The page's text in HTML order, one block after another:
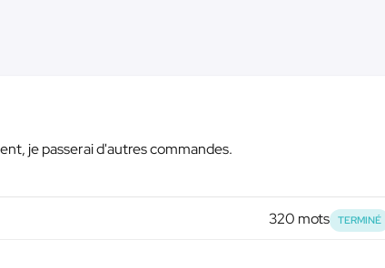
je passerai d'autres commandes.
320 mots TERMINÉ